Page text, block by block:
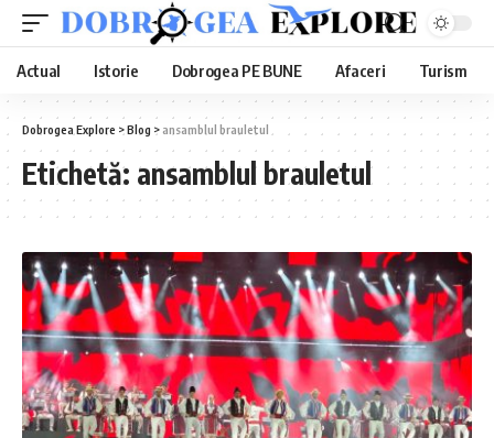
Actual Istorie Dobrogea PE BUNE Afaceri Turism
Dobrogea Explore >Blog > ansamblul brauletul
Etichetă: ansamblul brauletul